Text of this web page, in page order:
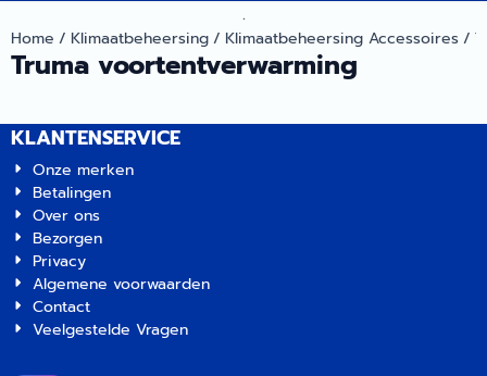
.
Home / Klimaatbeheersing/ Klimaatbeheersing Accessoires/
Truma voortentverwarming
KLANTENSERVICE
Onze merken
Betalingen
Over ons
Bezorgen
Privacy
Algemene voorwaarden
Contact
Veelgestelde Vragen